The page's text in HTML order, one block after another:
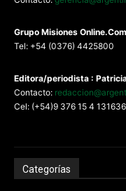
Grupo Misiones Online.Com
Tel: +54 (0376) 4425800
Editora/periodista :
Contacto:
Cel: (+54)9 376 15 4 131636
Categorías